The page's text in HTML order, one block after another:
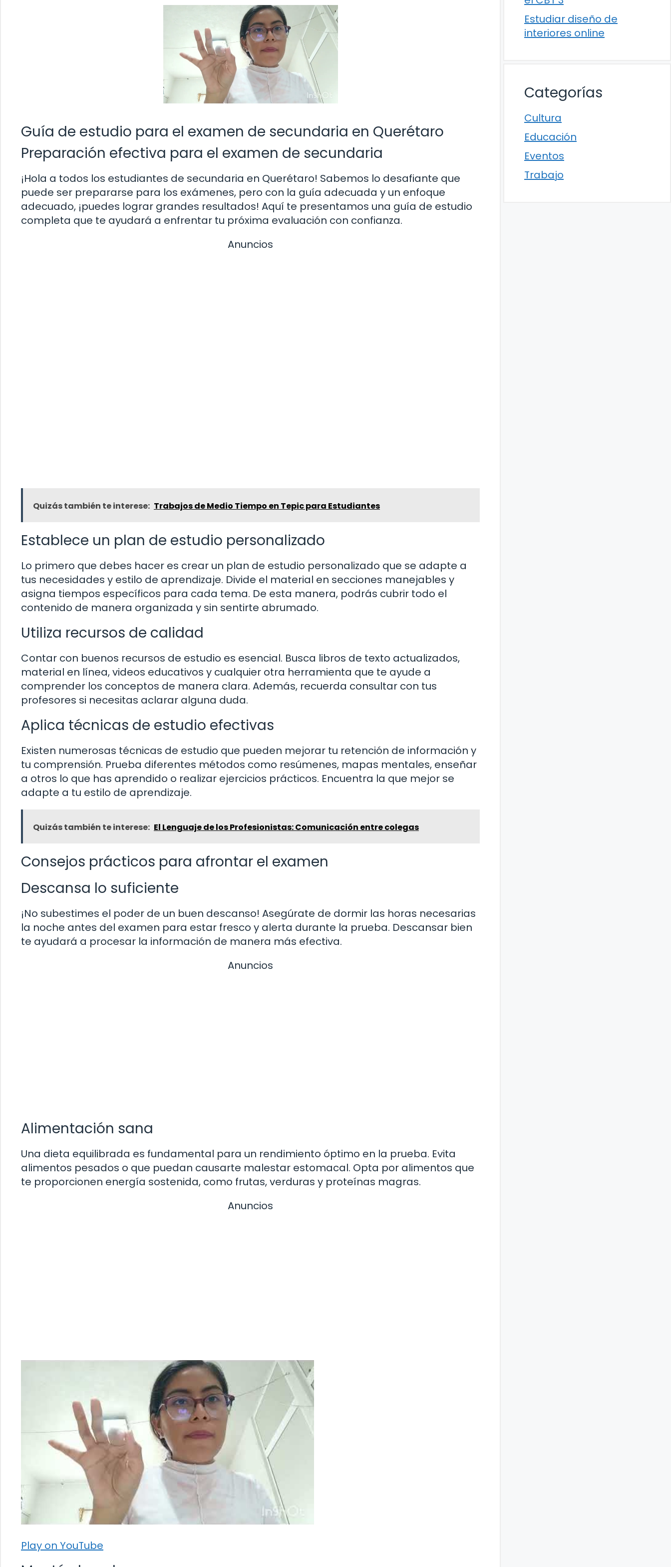
Guía de estudio para el examen de secundaria en Querétaro
Preparación efectiva para el examen de secundaria
¡Hola a todos los estudiantes de secundaria en Querétaro! Sabemos lo desafiante que
puede ser prepararse para los exámenes, pero con la guía adecuada y un enfoque
adecuado, ¡puedes lograr grandes resultados! Aquí te presentamos una guía de estudio
completa que te ayudará a enfrentar tu próxima evaluación con confianza.
Anuncios
Quizás también te interese: Trabajos de Medio Tiempo en Tepic para Estudiantes
Establece un plan de estudio personalizado
Lo primero que debes hacer es crear un plan de estudio personalizado que se adapte a
tus necesidades y estilo de aprendizaje. Divide el material en secciones manejables y
asigna tiempos específicos para cada tema. De esta manera, podrás cubrir todo el
contenido de manera organizada y sin sentirte abrumado.
Utiliza recursos de calidad
Contar con buenos recursos de estudio es esencial. Busca libros de texto actualizados,
material en línea, videos educativos y cualquier otra herramienta que te ayude a
comprender los conceptos de manera clara. Además, recuerda consultar con tus
profesores si necesitas aclarar alguna duda.
Aplica técnicas de estudio efectivas
Existen numerosas técnicas de estudio que pueden mejorar tu retención de información y
tu comprensión. Prueba diferentes métodos como resúmenes, mapas mentales, enseñar
a otros lo que has aprendido o realizar ejercicios prácticos. Encuentra la que mejor se
adapte a tu estilo de aprendizaje.
Quizás también te interese: El Lenguaje de los Profesionistas: Comunicación entre colegas
Consejos prácticos para afrontar el examen
Descansa lo suficiente
¡No subestimes el poder de un buen descanso! Asegúrate de dormir las horas necesarias
la noche antes del examen para estar fresco y alerta durante la prueba. Descansar bien
te ayudará a procesar la información de manera más efectiva.
Anuncios
Alimentación sana
Una dieta equilibrada es fundamental para un rendimiento óptimo en la prueba. Evita
alimentos pesados o que puedan causarte malestar estomacal. Opta por alimentos que
te proporcionen energía sostenida, como frutas, verduras y proteínas magras.
Anuncios
Play on YouTube
Estudiar diseño de
interiores online
Categorías
Cultura
Educación
Eventos
Trabajo